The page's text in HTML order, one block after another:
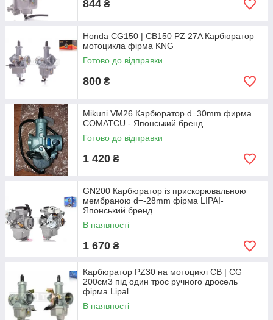
844 ₴
Honda CG150 | CB150 PZ 27A Карбюратор
мотоцикла фірма KNG
Готово до відправки
800 ₴
Mikuni VM26 Карбюратор d=30mm фирма
COMATCU - Японський бренд
Готово до відправки
1 420 ₴
GN200 Карбюратор із прискорювальною
мембраною d=-28mm фірма LIPAI-
Японський бренд
В наявності
1 670 ₴
Карбюратор PZ30 на мотоцикл CB | CG
200см3 під один трос ручного дросель
фірма Lipal
В наявності